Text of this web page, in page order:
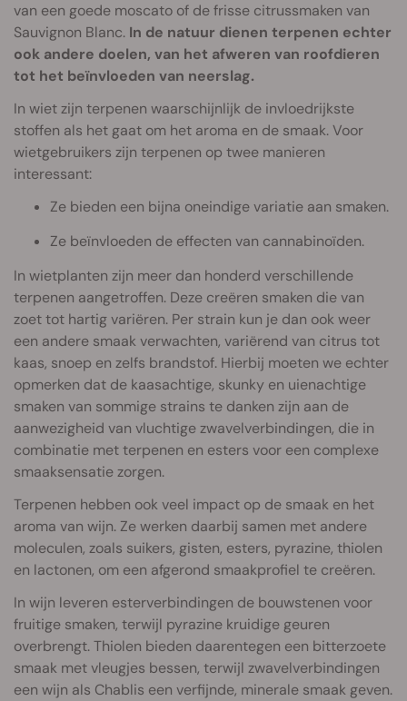
van een goede moscato of de frisse citrussmaken van
Sauvignon Blanc. In de natuur dienen terpenen echter
ook andere doelen, van het afweren van roofdieren
tot het beïnvloeden van neerslag.
In wiet zijn terpenen waarschijnlijk de invloedrijkste
stoffen als het gaat om het aroma en de smaak. Voor
wietgebruikers zijn terpenen op twee manieren
interessant:
Ze bieden een bijna oneindige variatie aan smaken.
Ze beïnvloeden de effecten van cannabinoïden.
In wietplanten zijn meer dan honderd verschillende
terpenen aangetroffen. Deze creëren smaken die van
zoet tot hartig variëren. Per strain kun je dan ook weer
een andere smaak verwachten, variërend van citrus tot
kaas, snoep en zelfs brandstof. Hierbij moeten we echter
opmerken dat de kaasachtige, skunky en uienachtige
smaken van sommige strains te danken zijn aan de
aanwezigheid van vluchtige zwavelverbindingen, die in
combinatie met terpenen en esters voor een complexe
smaaksensatie zorgen.
Terpenen hebben ook veel impact op de smaak en het
aroma van wijn. Ze werken daarbij samen met andere
moleculen, zoals suikers, gisten, esters, pyrazine, thiolen
en lactonen, om een afgerond smaakprofiel te creëren.
In wijn leveren esterverbindingen de bouwstenen voor
fruitige smaken, terwijl pyrazine kruidige geuren
overbrengt. Thiolen bieden daarentegen een bitterzoete
smaak met vleugjes bessen, terwijl zwavelverbindingen
een wijn als Chablis een verfijnde, minerale smaak geven.